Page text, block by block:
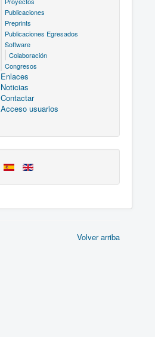
Publicaciones
Preprints
Publicaciones Egresados
Software
Colaboración
Congresos
Enlaces
Noticias
Contactar
Acceso usuarios
Volver arriba